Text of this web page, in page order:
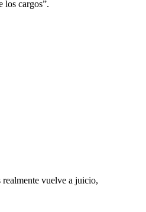
los cargos”.
realmente vuelve a juicio,